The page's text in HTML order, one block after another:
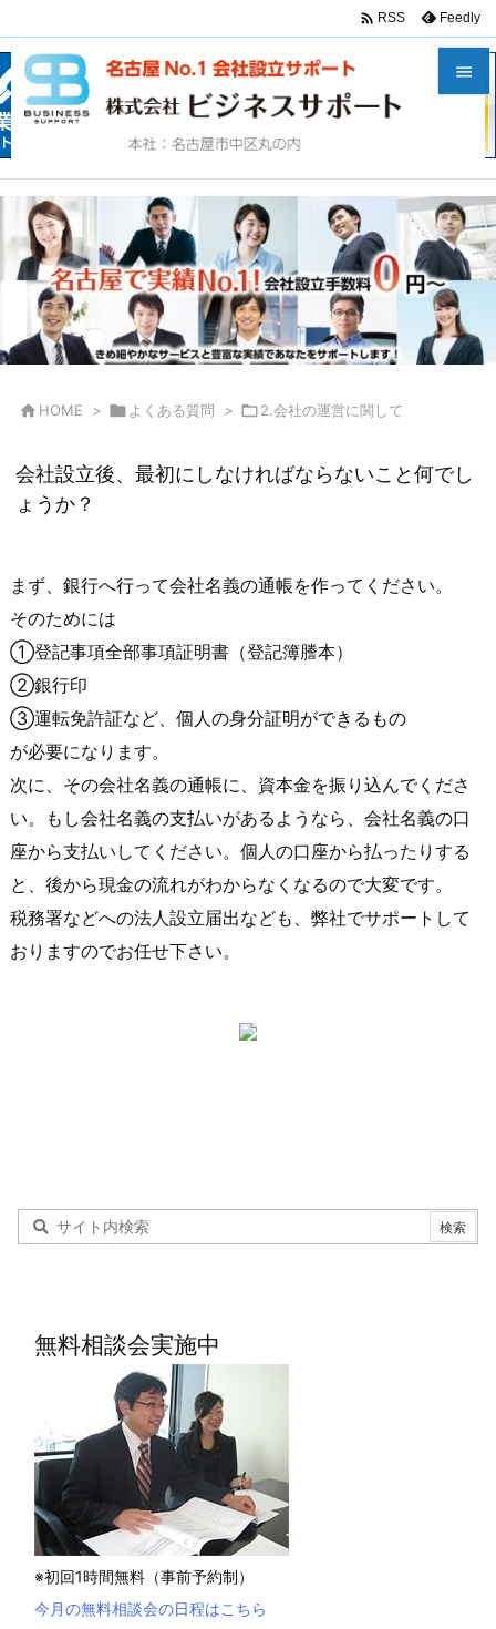

メニュ

サイド

前へ

次へ

検索
 RSS Feedly
 HOME >  よくある質問 > 2.会社の運営に関して
会社設立後、最初にしなければならないこと何でし
ょうか？
まず、銀行へ行って会社名義の通帳を作ってください。
そのためには
①登記事項全部事項証明書（登記簿謄本）
②銀行印
③運転免許証など、個人の身分証明ができるもの
が必要になります。
次に、その会社名義の通帳に、資本金を振り込んでくださ
い。もし会社名義の支払いがあるようなら、会社名義の口
座から支払いしてください。個人の口座から払ったりする
と、後から現金の流れがわからなくなるので大変です。
税務署などへの法人設立届出なども、弊社でサポートして
おりますのでお任せ下さい。
無料相談会実施中
※初回1時間無料（事前予約制）
今月の無料相談会の日程はこちら